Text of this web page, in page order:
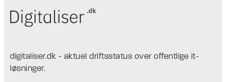
digitaliser.dk - aktuel driftsstatus over offentlige it-
løsninger.